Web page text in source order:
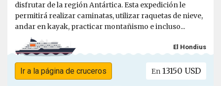
disfrutar de la región Antártica. Esta expedición le
permitirá realizar caminatas, utilizar raquetas de nieve,
andar en kayak, practicar montañismo e incluso...
El Hondius
Ir a la página de cruceros En 13150 USD